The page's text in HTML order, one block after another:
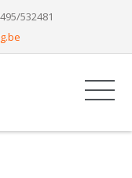
532481